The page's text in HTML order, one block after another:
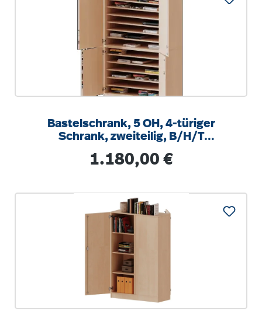
Bastelschrank, 5 OH, 4-türiger
Schrank, zweiteilig, B/H/T
Regulärer Preis:
1.180,00 €